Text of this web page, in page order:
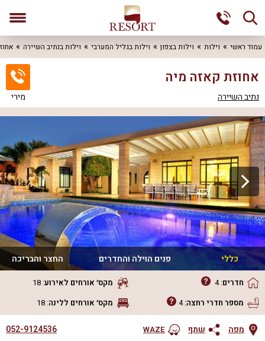
עמוד ראשי וילות וילות בצפון וילות בגליל המערבי וילות בנתיב השיירה
אחוזת קאזה מיה
נתיב השיירה מירי
כללי פנים הוילה והחדרים החצר והבריכה
חדרים:
4 מקס׳ אורחים לאירוע:
18
מספר חדרי רחצה:4 מקס׳ אורחים ללינה:
18
מפה שתף WAZE
052-9124536